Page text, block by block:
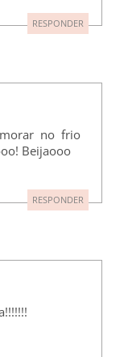
RESPONDER
no frio
Beijaooo
RESPONDER